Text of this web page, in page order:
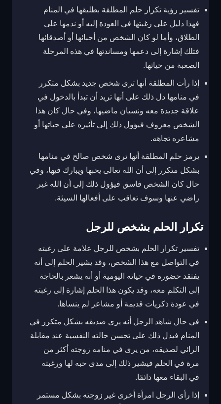
تفسير رؤية تكرار حلم المطلقة بطليقها في المنام
فهذا دليل على رغبتها في العودة إليه أو ندمها على
الطلاق، وأما لو كان الشخص من أحبائها أو أصدقائها
فتلك إشارة إلى دعمها ومساندتها في هذه المرحلة
الصعبة من حياتها.
إذا رأت المطلقة أنها ترى شخص جديد بشكل متكرر
في منامها دل ذلك على أنها تريد أن تبدأ بالدخول في
علاقة جديدة معه ونسيان ماضيها، وفي حال كان هذا
الشخص معروف فيؤول ذلك إلى تأثيره على حياتها أو
مشاعره تجاهه.
يرمز حلم المطلقة أنها ترى شخص صالح في منامها
بشكل متكرر إلى أن الله تعالى يحبها ويبارك فيها، وفي
حال كان الشخص فاسق فيؤول ذلك إلى أن الله غير
راضي عنها وسوف تعاقب على أفعالها السيئة.
تكرار الحلم بشخص للرجل
تفسير تكرار الحلم بشخص للرجل علامة على رغبته
في التواصل مع هذا الشخص، وقد يشير الحلم إلى أنه
يفتقد حضوره في حياته اليومية أو أنه يشعر بالحاجة
إلى التكلم معه، وقد يكون هذا الحلم إشارة إلى رغبته
في عودة ذكريات قديمة أو مشاعر لم ينساها.
في حال شاهد الرجل أنه يرى صديقه بشكل متكرر في
المنام فيدل ذلك على تحسن حالته النفسية عند مقابلة
الرائي لصديقه، من يرى في منامه زوجته أكثر من
مرة في الحلم فيشير ذلك إلى مدى حبه لها ورغبته
في البقاء معها دائمًا.
إذا رأى الرجل امرأة أخرى غير زوجته بشكل مستمر